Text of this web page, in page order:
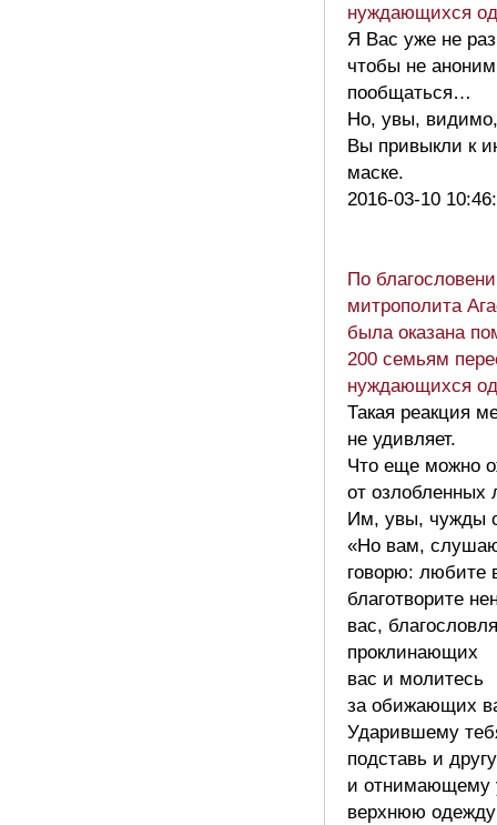
нуждающихся
Я Вас уже не
чтобы не
пообщаться…
Но, увы, видимо,
Вы привыкли к
маске.
2016-03-10
По
митрополита
была оказана
200 семьям
нуждающихся
Такая реакция
не удивляет.
Что еще можно
от озлобленных
Им, увы, чужды
«Но вам,
говорю: любите
благотворите
вас,
проклинающих
вас и молитесь
за обижающих
Ударившему
подставь и
и отнимающему
верхнюю одежду